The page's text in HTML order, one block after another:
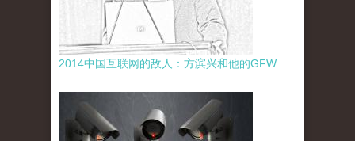
2014中国互联网的敌人：方滨兴和他的GFW